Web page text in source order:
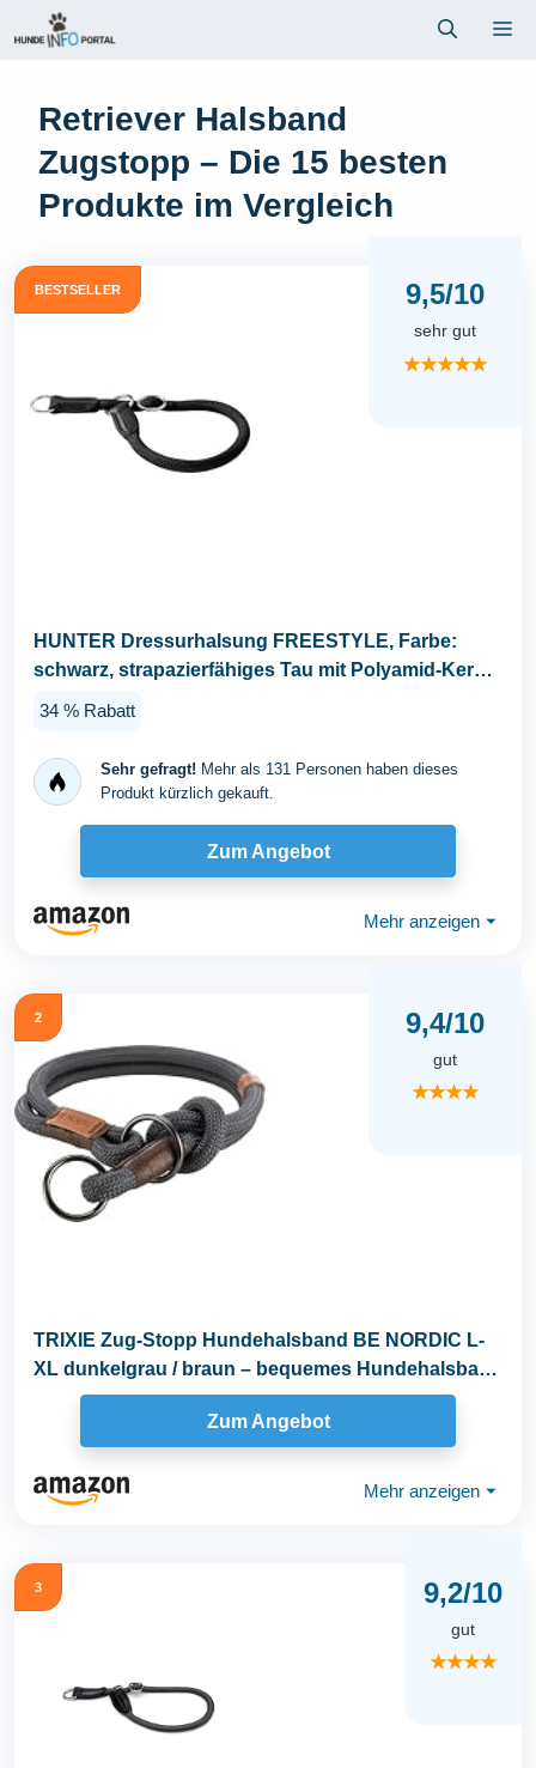
Inhalt
Retriever Halsband
Zugstopp – Die 15 besten
Produkte im Vergleich
BESTSELLER 9,5/10
sehr gut
★★★★★
HUNTER Dressurhalsung FREESTYLE, Farbe:
schwarz, strapazierfähiges Tau mit Polyamid-Kern,
34 % Rabatt
Sehr gefragt! Mehr als 131 Personen haben dieses
Produkt kürzlich gekauft.
Zum Angebot
Mehr anzeigen ⏷
2 9,4/10
gut
★★★★
TRIXIE Zug-Stopp Hundehalsband BE NORDIC L-
XL dunkelgrau / braun – bequemes Hundehalsband
Zum Angebot
Mehr anzeigen ⏷
3 9,2/10
gut
★★★★